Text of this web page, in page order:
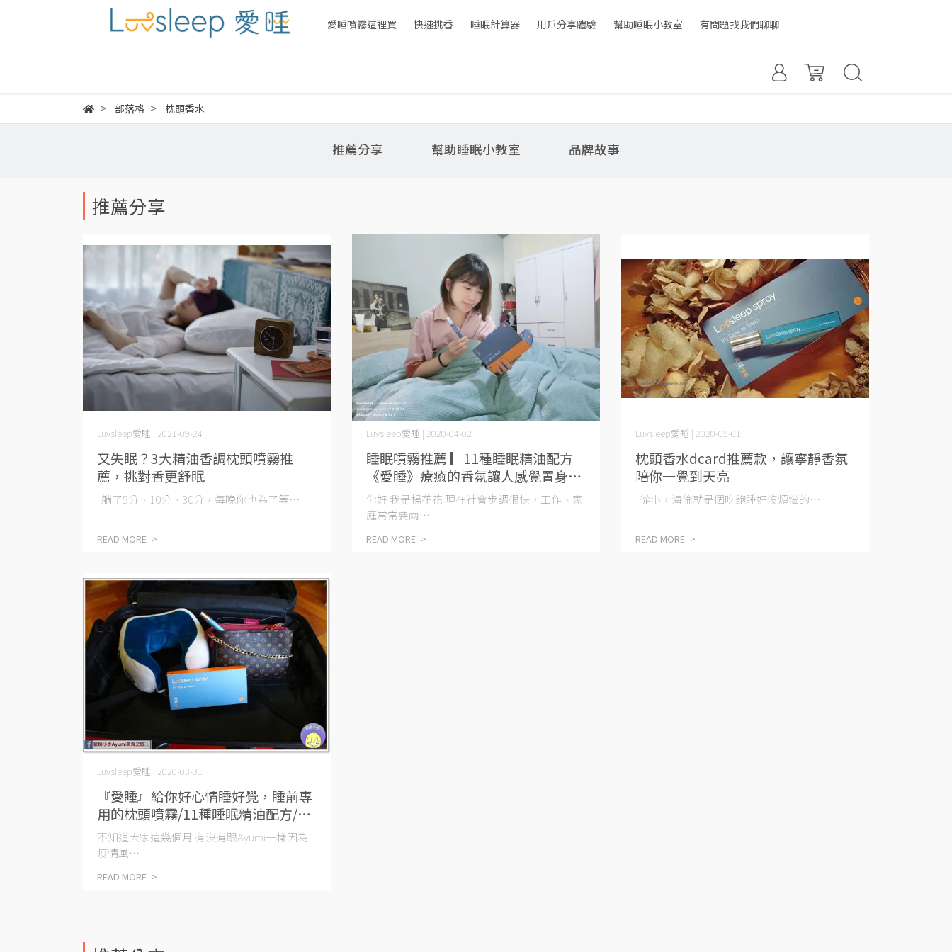
愛睡噴霧這裡買 快速挑香 睡眠計算器 用戶分享體驗 幫助睡眠小教室 有問題找我們聊聊
部落格 枕頭香水
推薦分享 幫助睡眠小教室 品牌故事
推薦分享
又失眠？3大精油香調枕頭噴霧推
薦，挑對香更舒眠
Luvsleep愛睡 | 2021-09-24
躺了5分、10分、30分，每晚你也為了等⋯
READ MORE ->
睡眠噴霧推薦 ▎11種睡眠精油配方
《愛睡》療癒的香氛讓人感覺置身在
童話森林中
Luvsleep愛睡 | 2020-04-02
你好 我是楊花花 現在社會步調很快，工作、家
庭常常要兩⋯
READ MORE ->
枕頭香水dcard推薦款，讓寧靜香氛
陪你一覺到天亮
Luvsleep愛睡 | 2020-05-01
從小，海倫就是個吃飽睡好沒煩惱的⋯
READ MORE ->
『愛睡』給你好心情睡好覺，睡前專
用的枕頭噴霧/11種睡眠精油配方/小
容量包裝方便攜帶/可連續使用70晚
Luvsleep愛睡 | 2020-03-31
不知道大家這幾個月 有沒有跟Ayumi一樣因為
疫情風⋯
READ MORE ->